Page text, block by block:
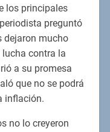
los principales
preguntó
dejaron mucho
lucha contra la
a su promesa
que no se podrá
inflación.
no lo creyeron